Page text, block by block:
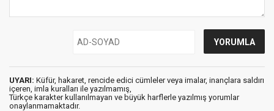
UYARI: Küfür, hakaret, rencide edici cümleler veya imalar, inançlara saldırı
içeren, imla kuralları ile yazılmamış,
Türkçe karakter kullanılmayan ve büyük harflerle yazılmış yorumlar
onaylanmamaktadır.